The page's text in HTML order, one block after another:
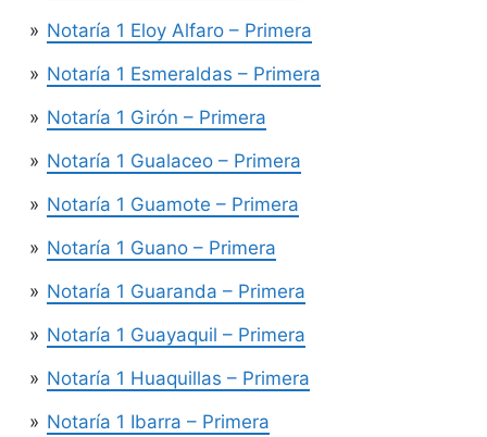
Notaría 1 Eloy Alfaro – Primera
Notaría 1 Esmeraldas – Primera
Notaría 1 Girón – Primera
Notaría 1 Gualaceo – Primera
Notaría 1 Guamote – Primera
Notaría 1 Guano – Primera
Notaría 1 Guaranda – Primera
Notaría 1 Guayaquil – Primera
Notaría 1 Huaquillas – Primera
Notaría 1 Ibarra – Primera